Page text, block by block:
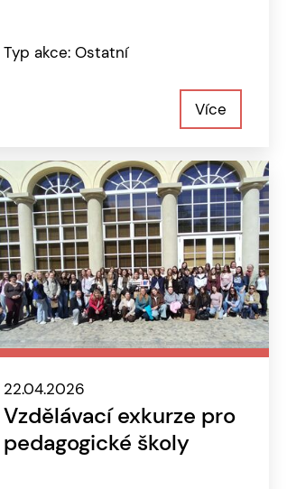
Typ akce: Ostatní
Více
22.04.2026
Vzdělávací exkurze pro
pedagogické školy